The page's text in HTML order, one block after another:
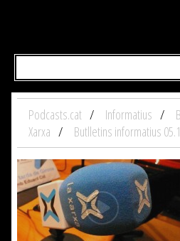
Podcasts.cat Informatius
Xarxa
Butlletins informatius